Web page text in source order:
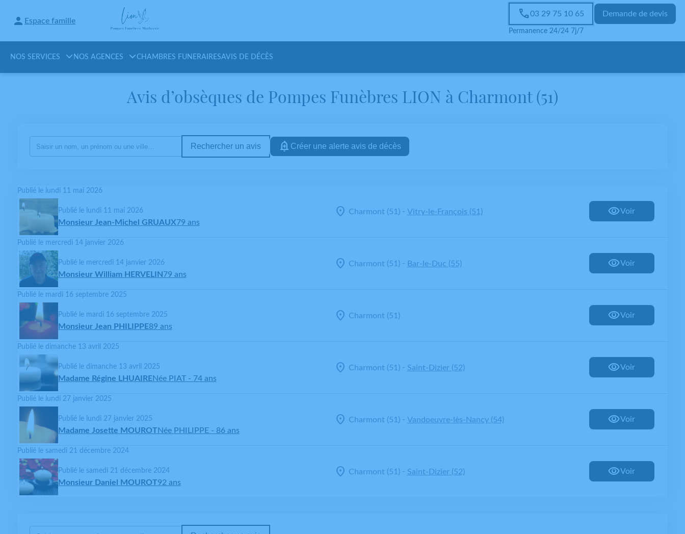
Espace famille
Permanence 24/24 7j/7
03 29 75 10 65 Demande de devis
NOS SERVICES NOS AGENCES CHAMBRES FUNERAIRESAVIS DE DÉCÈS
Avis d’obsèques de Pompes Funèbres LION à Charmont (51)
Rechercher un avis Créer une alerte avis de décès
Publié le lundi 11 mai 2026
Publié le lundi 11 mai 2026
Monsieur Jean-Michel GRUAUX79 ans
Charmont (51)- Vitry-le-François (51) Voir
Publié le mercredi 14 janvier 2026
Publié le mercredi 14 janvier 2026
Monsieur William HERVELIN79 ans
Charmont (51)- Bar-le-Duc (55) Voir
Publié le mardi 16 septembre 2025
Publié le mardi 16 septembre 2025
Monsieur Jean PHILIPPE89 ans
Charmont (51) Voir
Publié le dimanche 13 avril 2025
Publié le dimanche 13 avril 2025
Madame Régine LHUAIRENée PIAT - 74 ans
Charmont (51)- Saint-Dizier (52) Voir
Publié le lundi 27 janvier 2025
Publié le lundi 27 janvier 2025
Madame Josette MOUROTNée PHILIPPE - 86 ans
Charmont (51)- Vandoeuvre-lès-Nancy (54) Voir
Publié le samedi 21 décembre 2024
Publié le samedi 21 décembre 2024
Monsieur Daniel MOUROT92 ans
Charmont (51)- Saint-Dizier (52) Voir